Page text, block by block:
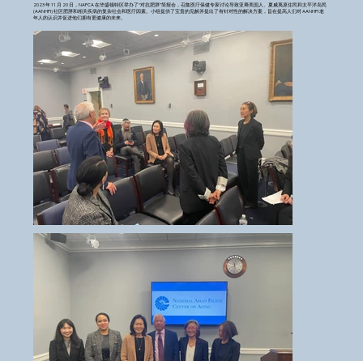
2023 年 11 月 20 日，NAPCA 在华盛顿特区举办了“对抗肥胖”简报会，召集医疗保健专家讨论导致亚裔美国人、夏威夷原住民和太平洋岛民
(AANHPI) 社区肥胖和相关疾病的复杂社会和医疗因素。小组提供了宝贵的见解并提出了有针对性的解决方案，旨在提高人们对 AANHPI 老
年人的认识并促进他们拥有更健康的未来。